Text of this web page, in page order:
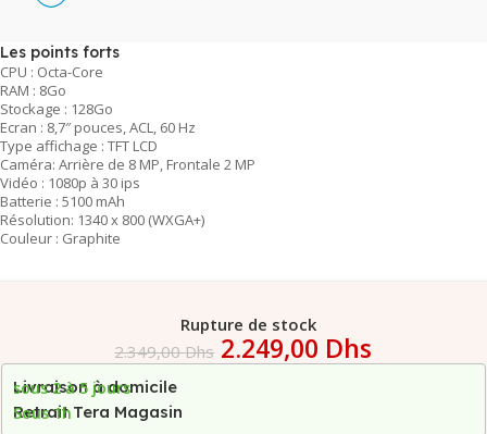
Les points forts
CPU : Octa-Core
RAM : 8Go
Stockage : 128Go
Ecran : 8,7″ pouces, ACL, 60 Hz
Type affichage : TFT LCD
Caméra: Arrière de 8 MP, Frontale 2 MP
Vidéo : 1080p à 30 ips
Batterie : 5100 mAh
Résolution: 1340 x 800 (WXGA+)
Couleur : Graphite
Rupture de stock
2.349,00Dhs 2.249,00 Dhs
Livraison à domicile
sous 2 à 5 jours
Retrait Tera Magasin
Sous 1h